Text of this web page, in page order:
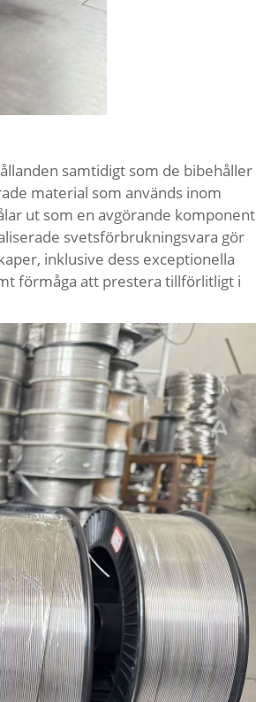
samtidigt som de bibehåller
material som används inom
ut som en avgörande komponent
svetsförbrukningsvara gör
inklusive dess exceptionella
förmåga att prestera tillförlitligt i